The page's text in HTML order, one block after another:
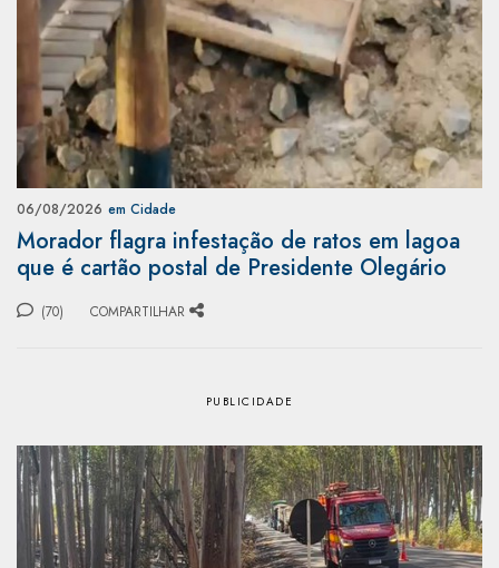
06/08/2026 em Cidade
Morador flagra infestação de ratos em lagoa
que é cartão postal de Presidente Olegário
(70) COMPARTILHAR